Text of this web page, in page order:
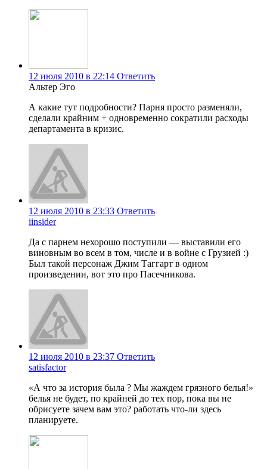
12 июля 2010 в 22:14 Ответить
Альтер Эго
А какие тут подробности? Парня просто разменяли,
сделали крайним + одновременно сократили расходы
департамента в кризис.
12 июля 2010 в 23:33 Ответить
iinsider
Да с парнем нехорошо поступили — выставили его
виновным во всем в том, числе и в войне с Грузией :)
Был такой персонаж Джим Таггарт в одном
произведении, вот это про Пасечникова.
12 июля 2010 в 23:37 Ответить
satisfactor
«А что за история была ? Мы жаждем грязного белья!»
белья не будет, по крайней до тех пор, пока вы не
обрисуете зачем вам это? работать что-ли здесь
планируете.